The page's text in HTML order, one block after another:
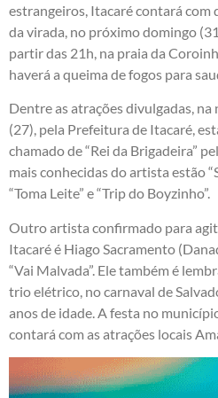
estrangeiros, Itacaré contará com
da virada, no próximo domingo
partir das 21h, na praia da
haverá a queima de fogos para
Dentre as atrações divulgadas,
(27), pela Prefeitura de Itacaré,
chamado de “Rei da Brigadeira”
mais conhecidas do artista estão
“Toma Leite” e “Trip do Boyzinho”.
Outro artista confirmado para
Itacaré é Hiago Sacramento
“Vai Malvada”. Ele também é
trio elétrico, no carnaval de
anos de idade. A festa no
contará com as atrações locais